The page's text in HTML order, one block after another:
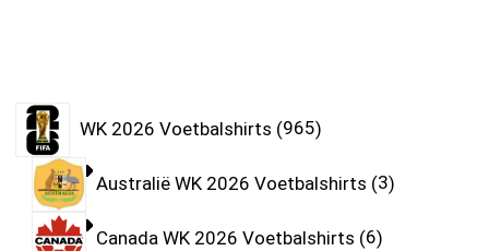
WK 2026 Voetbalshirts 965
Australië WK 2026 Voetbalshirts 3
Canada WK 2026 Voetbalshirts 6